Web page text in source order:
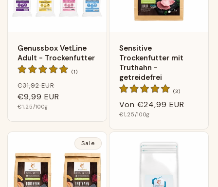
Genussbox VetLine
Adult - Trockenfutter
(1)1
Normaler
Preis
€31,92 EUR
€9,99 EUR
Grundpreis
€1,25/100g
Sensitive
Trockenfutter mit
Truthahn -
getreidefrei
(3)3
insgesamt
Normaler
Preis
Von €24,99 EUR
Grundpreis
€1,25/100g
Sale